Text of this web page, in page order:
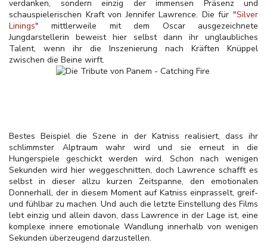
verdanken, sondern einzig der immensen Präsenz und
schauspielerischen Kraft von Jennifer Lawrence. Die für "Silver
Linings" mittlerweile mit dem Oscar ausgezeichnete
Jungdarstellerin beweist hier selbst dann ihr unglaubliches
Talent, wenn ihr die Inszenierung nach Kräften Knüppel
zwischen die Beine wirft.
Bestes Beispiel die Szene in der Katniss realisiert, dass ihr
schlimmster Alptraum wahr wird und sie erneut in die
Hungerspiele geschickt werden wird. Schon nach wenigen
Sekunden wird hier weggeschnitten, doch Lawrence schafft es
selbst in dieser allzu kurzen Zeitspanne, den emotionalen
Donnerhall, der in diesem Moment auf Katniss einprasselt, greif-
und fühlbar zu machen. Und auch die letzte Einstellung des Films
lebt einzig und allein davon, dass Lawrence in der Lage ist, eine
komplexe innere emotionale Wandlung innerhalb von wenigen
Sekunden überzeugend darzustellen.